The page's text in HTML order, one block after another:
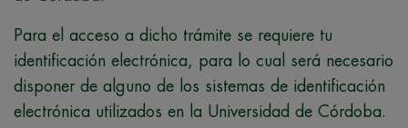
Para el acceso a dicho trámite se requiere tu
identificación electrónica, para lo cual será necesario
disponer de alguno de los sistemas de identificación
electrónica utilizados en la Universidad de Córdoba.